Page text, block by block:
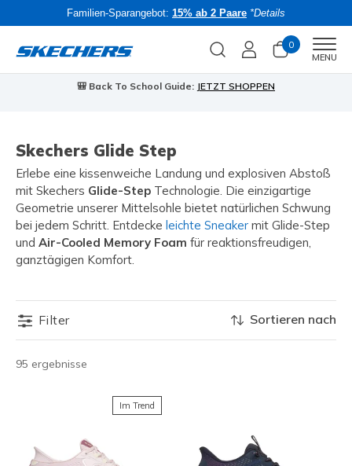
Familien-Sparangebot: 15% ab 2 Paare *Details
0
MENU
🎒 Back To School Guide: JETZT SHOPPEN
Skechers Glide Step
Erlebe eine kissenweiche Landung und explosiven Abstoß
mit Skechers Glide-Step Technologie. Die einzigartige
Geometrie unserer Mittelsohle bietet natürlichen Schwung
bei jedem Schritt. Entdecke leichte Sneaker mit Glide-Step
und Air-Cooled Memory Foam für reaktionsfreudigen,
ganztägigen Komfort.
Filter
95 ergebnisse
Sortieren nach
Im Trend